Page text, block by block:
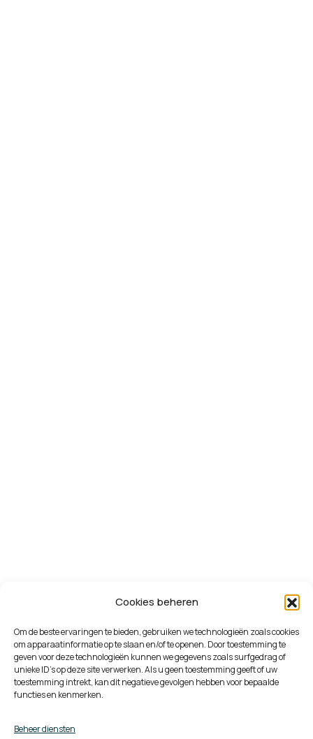
Cookies beheren
Om de beste ervaringen te bieden, gebruiken we technologieën zoals cookies
om apparaatinformatie op te slaan en/of te openen. Door toestemming te
geven voor deze technologieën kunnen we gegevens zoals surfgedrag of
unieke ID's op deze site verwerken. Als u geen toestemming geeft of uw
toestemming intrekt, kan dit negatieve gevolgen hebben voor bepaalde
functies en kenmerken.
Beheer diensten